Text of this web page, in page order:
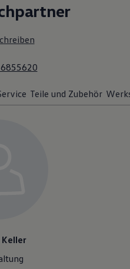
Teile und Zubehör